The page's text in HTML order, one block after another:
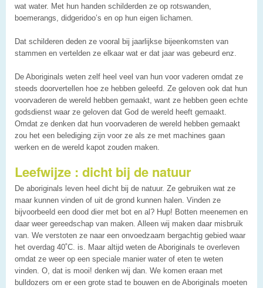
wat water. Met hun handen schilderden ze op rotswanden,
boemerangs, didgeridoo’s en op hun eigen lichamen.
Dat schilderen deden ze vooral bij jaarlijkse bijeenkomsten van
stammen en vertelden ze elkaar wat er dat jaar was gebeurd enz.
De Aboriginals weten zelf heel veel van hun voor vaderen omdat ze
steeds doorvertellen hoe ze hebben geleefd. Ze geloven ook dat hun
voorvaderen de wereld hebben gemaakt, want ze hebben geen echte
godsdienst waar ze geloven dat God de wereld heeft gemaakt.
Omdat ze denken dat hun voorvaderen de wereld hebben gemaakt
zou het een belediging zijn voor ze als ze met machines gaan
werken en de wereld kapot zouden maken.
Leefwijze : dicht bij de natuur
De aboriginals leven heel dicht bij de natuur. Ze gebruiken wat ze
maar kunnen vinden of uit de grond kunnen halen. Vinden ze
bijvoorbeeld een dood dier met bot en al? Hup! Botten meenemen en
daar weer gereedschap van maken. Alleen wij maken daar misbruik
van. We verstoten ze naar een onvoedzaam bergachtig gebied waar
het overdag 40˚C. is. Maar altijd weten de Aboriginals te overleven
omdat ze weer op een speciale manier water of eten te weten
vinden. O, dat is mooi! denken wij dan. We komen eraan met
bulldozers om er een grote stad te bouwen en de Aboriginals moeten